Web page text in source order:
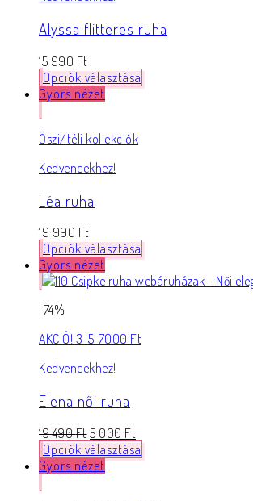
Alyssa flitteres ruha
15 990 Ft
Opciók választása
Gyors nézet
Őszi/téli kollekciók
Kedvencekhez!
Léa ruha
19 990 Ft
Opciók választása
Gyors nézet
-74%
AKCIÓ! 3-5-7000 Ft
Kedvencekhez!
Elena női ruha
19 490Ft5 000 Ft
Opciók választása
Gyors nézet